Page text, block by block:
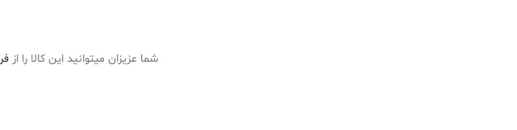
شما عزیزان میتوانید این کالا را از